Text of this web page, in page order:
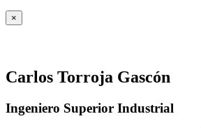
×
Carlos Torroja Gascón
Ingeniero Superior Industrial